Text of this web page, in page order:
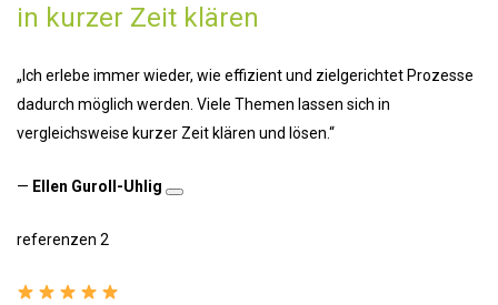
in kurzer Zeit klären
„Ich erlebe immer wieder, wie effizient und zielgerichtet Prozesse
dadurch möglich werden. Viele Themen lassen sich in
vergleichsweise kurzer Zeit klären und lösen.“
— Ellen Guroll-Uhlig
referenzen 2